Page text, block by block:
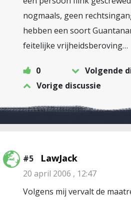
nogmaals, geen
hebben een soort
feitelijke vrijheidsberoving…
0
Volgende
Vorige discussie
#5 LawJack
20 april 2006 , 12:47
Volgens mij vervalt de